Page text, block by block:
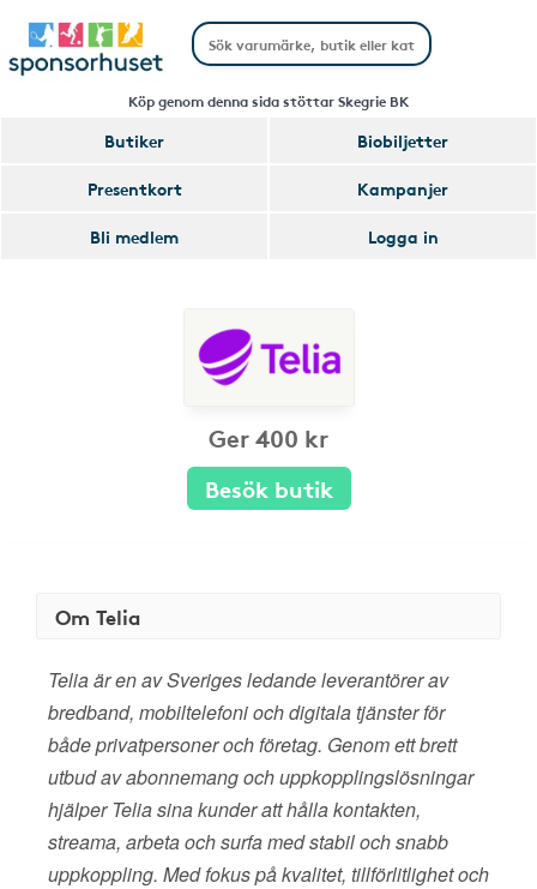
Köp genom denna sida stöttar Skegrie BK
Butiker
Biobiljetter
Presentkort
Kampanjer
Bli medlem
Logga in
Ger 400 kr
Besök butik
Om Telia
Telia är en av Sveriges ledande leverantörer av
bredband, mobiltelefoni och digitala tjänster för
både privatpersoner och företag. Genom ett brett
utbud av abonnemang och uppkopplingslösningar
hjälper Telia sina kunder att hålla kontakten,
streama, arbeta och surfa med stabil och snabb
uppkoppling. Med fokus på kvalitet, tillförlitlighet och